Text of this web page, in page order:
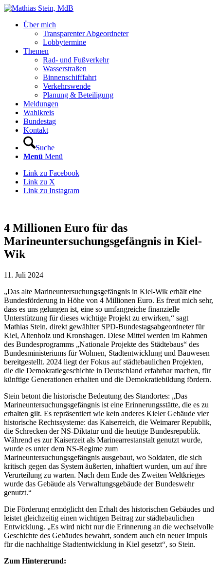
Über mich
Transparenter Abgeordneter
Lobbytermine
Themen
Rad- und Fußverkehr
Wasserstraßen
Binnenschifffahrt
Verkehrswende
Planung & Beteiligung
Meldungen
Wahlkreis
Bundestag
Kontakt
Suche
Menü Menü
Link zu Facebook
Link zu X
Link zu Instagram
4 Millionen Euro für das
Marineuntersuchungsgefängnis in Kiel-
Wik
11. Juli 2024
„Das alte Marineuntersuchungsgefängnis in Kiel-Wik erhält eine
Bundesförderung in Höhe von 4 Millionen Euro. Es freut mich sehr,
dass es uns gelungen ist, eine so umfangreiche finanzielle
Unterstützung für dieses wichtige Projekt zu erwirken,“ sagt
Mathias Stein, direkt gewählter SPD-Bundestagsabgeordneter für
Kiel, Altenholz und Kronshagen. Diese Mittel werden im Rahmen
des Bundesprogramms „Nationale Projekte des Städtebaus“ des
Bundesministeriums für Wohnen, Stadtentwicklung und Bauwesen
bereitgestellt. 2024 liegt der Fokus auf städtebaulichen Projekten,
die die Demokratiegeschichte in Deutschland erfahrbar machen, für
künftige Generationen erhalten und die Demokratiebildung fördern.
Stein betont die historische Bedeutung des Standortes: „Das
Marineuntersuchungsgefängnis ist eine Erinnerungsstätte, die es zu
erhalten gilt. Es repräsentiert wie kein anderes Kieler Gebäude vier
historische Rechtssysteme: das Kaiserreich, die Weimarer Republik,
die Schrecken der NS-Diktatur und die heutige Bundesrepublik.
Während es zur Kaiserzeit als Marinearrestanstalt genutzt wurde,
wurde es unter dem NS-Regime zum
Marineuntersuchungsgefängnis ausgebaut, wo Soldaten, die sich
kritisch gegen das System äußerten, inhaftiert wurden, um auf ihre
Verurteilung zu warten. Nach dem Ende des Zweiten Weltkrieges
wurde das Gebäude als Verwaltungsgebäude der Bundeswehr
genutzt.“
Die Förderung ermöglicht den Erhalt des historischen Gebäudes und
leistet gleichzeitig einen wichtigen Beitrag zur städtebaulichen
Entwicklung. „Es wird nicht nur die Erinnerung an die wechselvolle
Geschichte des Gebäudes bewahrt, sondern auch ein neuer Impuls
für die nachhaltige Stadtentwicklung in Kiel gesetzt“, so Stein.
Zum Hintergrund: